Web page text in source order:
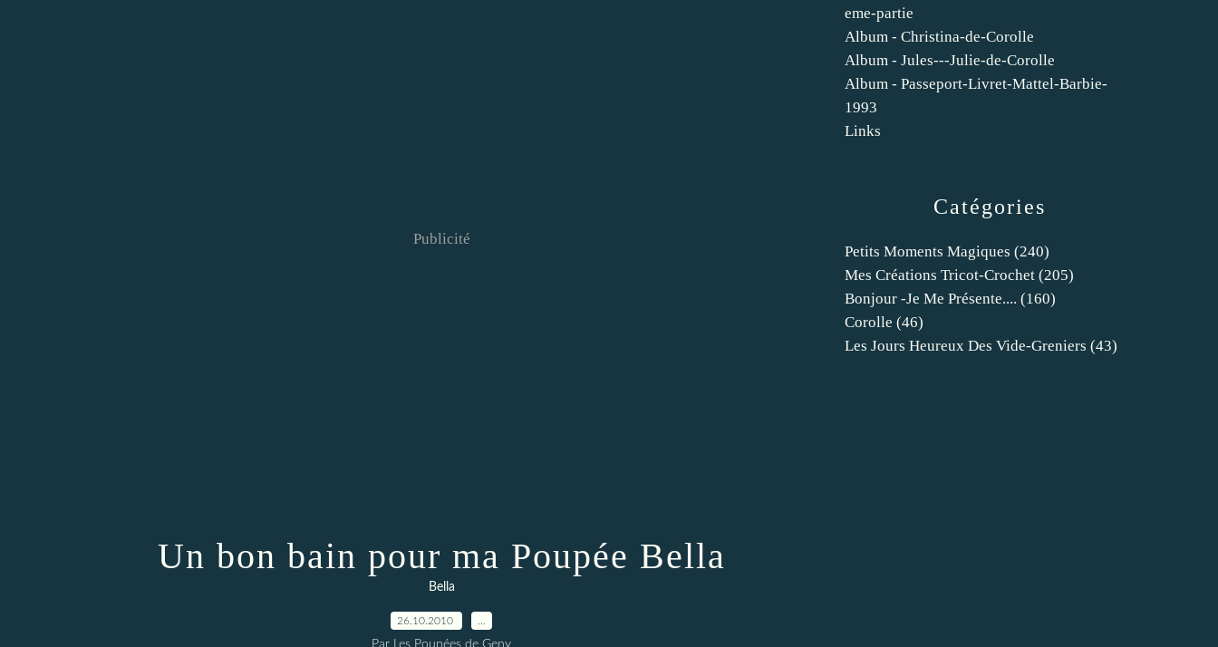
Publicité
Un bon bain pour ma Poupée Bella
Bella
26.10.2010
Par Les Poupées de Geny
Catégories
Petits Moments Magiques (240)
Mes Créations Tricot-Crochet (205)
Bonjour -je Me Présente.... (160)
Corolle (46)
Les Jours Heureux Des Vide-Greniers (43)
eme-partie
Album - Christina-de-Corolle
Album - Jules---Julie-de-Corolle
Album - Passeport-Livret-Mattel-Barbie-
1993
Links